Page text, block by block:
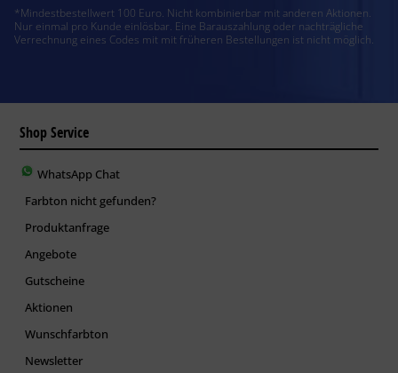
*Mindestbestellwert 100 Euro. Nicht kombinierbar mit anderen Aktionen.
Nur einmal pro Kunde einlösbar. Eine Barauszahlung oder nachträgliche
Verrechnung eines Codes mit mit früheren Bestellungen ist nicht möglich.
Shop Service
WhatsApp Chat
Farbton nicht gefunden?
Produktanfrage
Angebote
Gutscheine
Aktionen
Wunschfarbton
Newsletter